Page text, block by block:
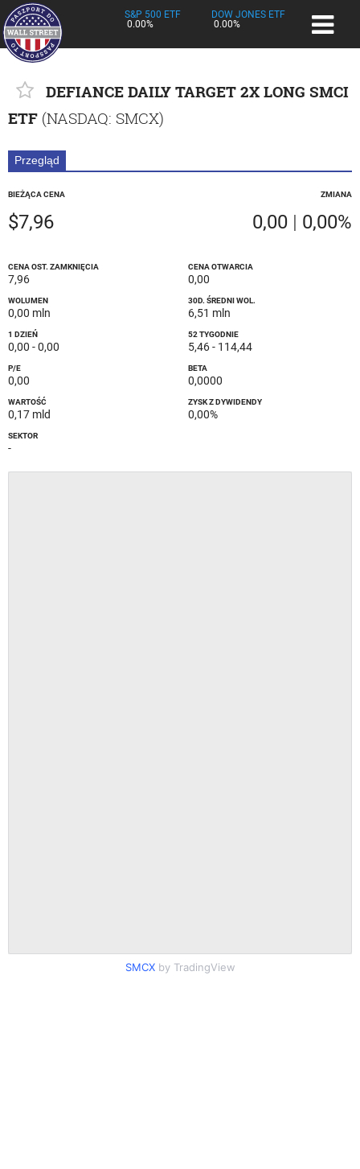
S&P 500 ETF
0.00%
DOW JONES ETF
0.00%
DEFIANCE DAILY TARGET 2X LONG SMCI
ETF (NASDAQ: SMCX)
Przegląd
BIEŻĄCA CENA
$7,96
ZMIANA
0,00 | 0,00%
CENA OST. ZAMKNIĘCIA
7,96
CENA OTWARCIA
0,00
WOLUMEN
0,00 mln
30D. ŚREDNI WOL.
6,51 mln
1 DZIEŃ
0,00 -0,00
52 TYGODNIE
5,46- 114,44
P/E
0,00
BETA
0,0000
WARTOŚĆ
0,17 mld
ZYSK Z DYWIDENDY
0,00%
SEKTOR
-
SMCXby TradingView